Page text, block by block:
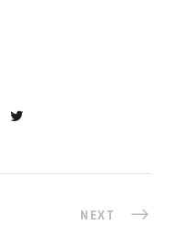
NEXT